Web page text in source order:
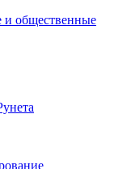
и общественные